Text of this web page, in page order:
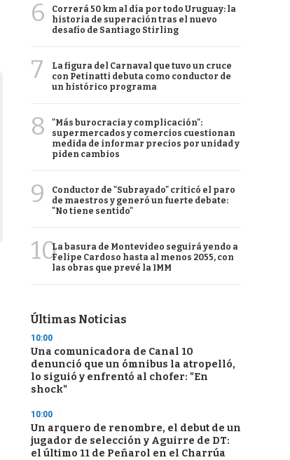
6
Correrá 50 km al día por todo Uruguay: la
historia de superación tras el nuevo
desafío de Santiago Stirling
7
La figura del Carnaval que tuvo un cruce
con Petinatti debuta como conductor de
un histórico programa
8
"Más burocracia y complicación":
supermercados y comercios cuestionan
medida de informar precios por unidad y
piden cambios
9
Conductor de "Subrayado" criticó el paro
de maestros y generó un fuerte debate:
"No tiene sentido"
10La basura de Montevideo seguirá yendo a
Felipe Cardoso hasta al menos 2055, con
las obras que prevé la IMM
Últimas Noticias
10:00
Una comunicadora de Canal 10
denunció que un ómnibus la atropelló,
lo siguió y enfrentó al chofer: "En
shock"
10:00
Un arquero de renombre, el debut de un
jugador de selección y Aguirre de DT:
el último 11 de Peñarol en el Charrúa